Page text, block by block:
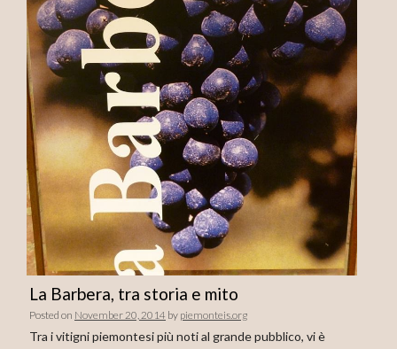
La Barbera, tra storia e mito
Posted on November 20, 2014 by piemonteis.org
Tra i vitigni piemontesi più noti al grande pubblico, vi è